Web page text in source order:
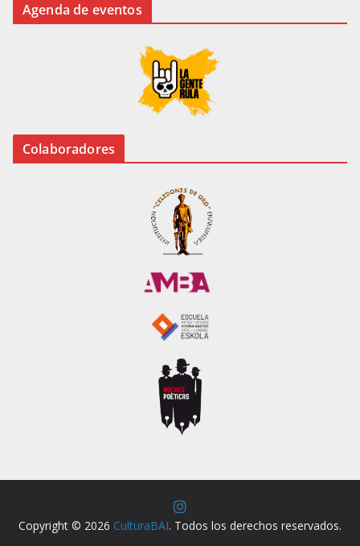
Agenda de eventos
Colaboradores
Copyright © 2026 CulturaBAI. Todos los derechos reservados.